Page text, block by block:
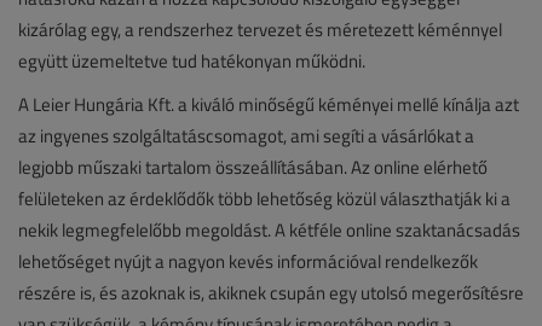
kizárólag egy, a rendszerhez tervezet és méretezett kéménnyel
együtt üzemeltetve tud hatékonyan működni.
A Leier Hungária Kft. a kiváló minőségű kéményei mellé kínálja azt
az ingyenes szolgáltatáscsomagot, ami segíti a vásárlókat a
legjobb műszaki tartalom összeállításában. Az online elérhető
felületeken az érdeklődők több lehetőség közül választhatják ki a
nekik legmegfelelőbb megoldást. A kétféle online szaktanácsadás
lehetőséget nyújt a nagyon kevés információval rendelkezők
részére is, és azoknak is, akiknek csupán egy utolsó megerősítésre